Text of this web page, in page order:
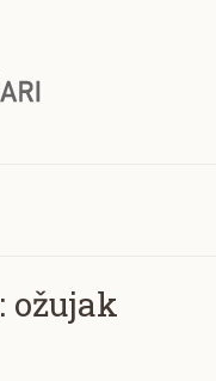
ožujak